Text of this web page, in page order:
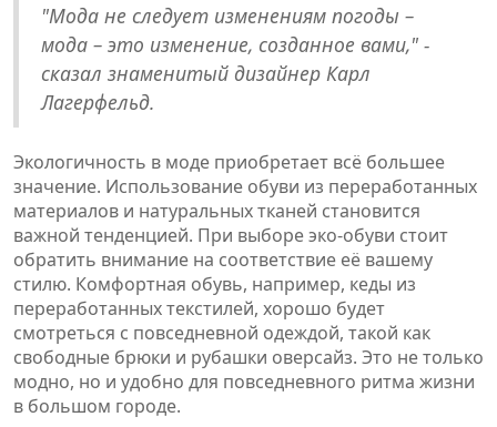
"Мода не следует изменениям погоды –
мода – это изменение, созданное вами," -
сказал знаменитый дизайнер Карл
Лагерфельд.
Экологичность в моде приобретает всё большее
значение. Использование обуви из переработанных
материалов и натуральных тканей становится
важной тенденцией. При выборе эко-обуви стоит
обратить внимание на соответствие её вашему
стилю. Комфортная обувь, например, кеды из
переработанных текстилей, хорошо будет
смотреться с повседневной одеждой, такой как
свободные брюки и рубашки оверсайз. Это не только
модно, но и удобно для повседневного ритма жизни
в большом городе.